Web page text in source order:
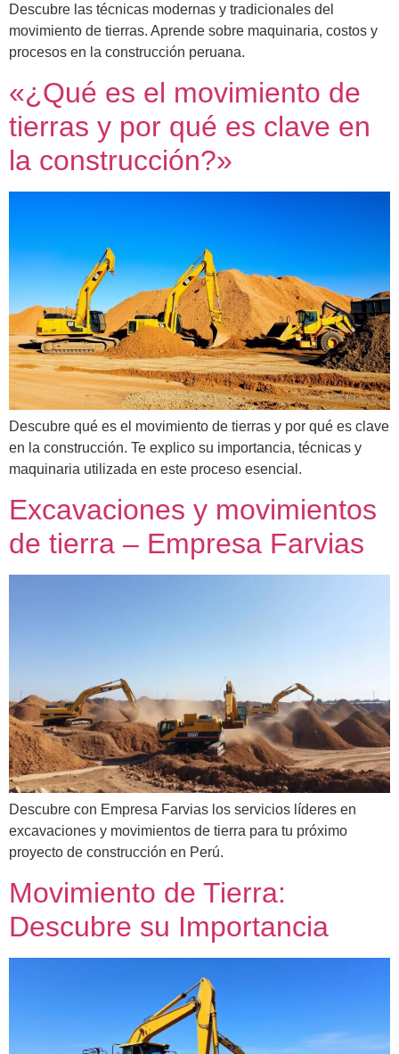
Descubre las técnicas modernas y tradicionales del
movimiento de tierras. Aprende sobre maquinaria, costos y
procesos en la construcción peruana.
«¿Qué es el movimiento de
tierras y por qué es clave en
la construcción?»
Descubre qué es el movimiento de tierras y por qué es clave
en la construcción. Te explico su importancia, técnicas y
maquinaria utilizada en este proceso esencial.
Excavaciones y movimientos
de tierra – Empresa Farvias
Descubre con Empresa Farvias los servicios líderes en
excavaciones y movimientos de tierra para tu próximo
proyecto de construcción en Perú.
Movimiento de Tierra:
Descubre su Importancia